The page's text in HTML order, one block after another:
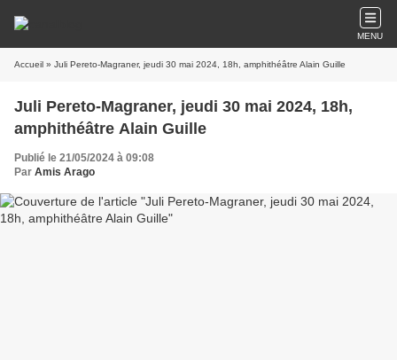
MENU
Accueil » Juli Pereto-Magraner, jeudi 30 mai 2024, 18h, amphithéâtre Alain Guille
Juli Pereto-Magraner, jeudi 30 mai 2024, 18h,
amphithéâtre Alain Guille
Publié le 21/05/2024 à 09:08
Par Amis Arago